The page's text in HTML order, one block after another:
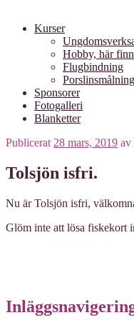
Kurser
Hobby, här
Flugbindning
Porslinsmålning
Sponsorer
Fotogalleri
Blanketter
Publicerat 28 mars, 2019 av
Tolsjön isfri.
Nu är Tolsjön isfri,
Glöm inte att lösa fiskekort